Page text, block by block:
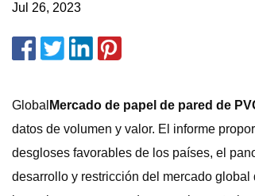
Jul 26, 2023
Global Mercado de papel de pared de
datos de volumen y valor. El informe
desgloses favorables de los países, el
desarrollo y restricción del mercado